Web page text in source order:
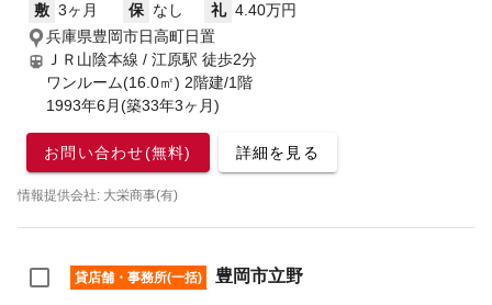
敷 3ヶ月 保 なし 礼 4.40万円
兵庫県豊岡市日高町日置
ＪＲ山陰本線 / 江原駅 徒歩2分
ワンルーム(16.0㎡) 2階建/1階
1993年6月(築33年3ヶ月)
お問い合わせ(無料) 詳細を見る
情報提供会社: 大栄商事(有)
貸店舗・事務所(一括) 豊岡市立野